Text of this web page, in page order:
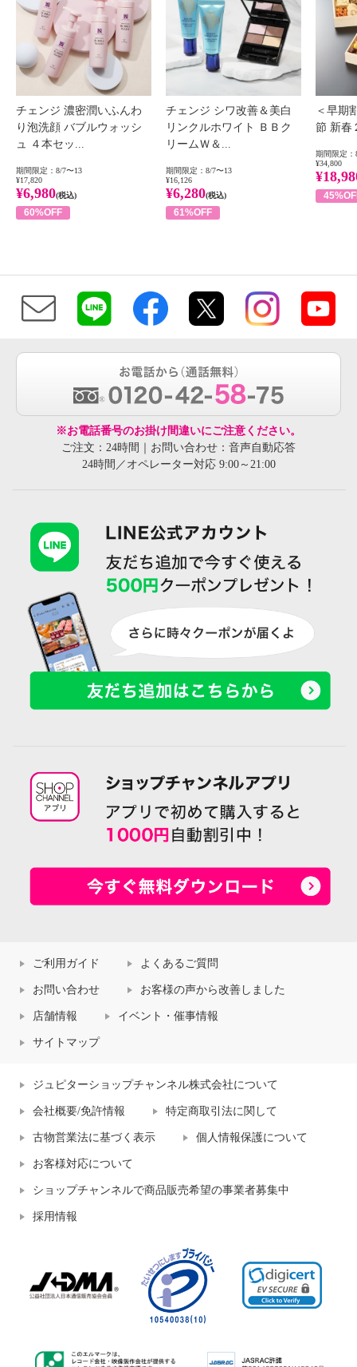
チェンジ 濃密潤いふんわ
り泡洗顔 バブルウォッシ
ュ ４本セッ...
期間限定：8/7〜13
¥17,820
¥6,980(税込)
60%OFF
チェンジ シワ改善＆美白
リンクルホワイト ＢＢク
リームＷ＆...
期間限定：8/7〜13
¥16,126
¥6,280(税込)
61%OFF
＜早期
節 新春
期間限定：
¥34,800
※お電話番号のお掛け間違いにご注意ください。
ご注文：24時間｜お問い合わせ：音声自動応答
24時間／オペレーター対応 9:00～21:00
ご利用ガイド よくあるご質問
お問い合わせ お客様の声から改善しました
店舗情報 イベント・催事情報
サイトマップ
ジュピターショップチャンネル株式会社について
会社概要/免許情報 特定商取引法に関して
古物営業法に基づく表示 個人情報保護について
お客様対応について
ショップチャンネルで商品販売希望の事業者募集中
採用情報